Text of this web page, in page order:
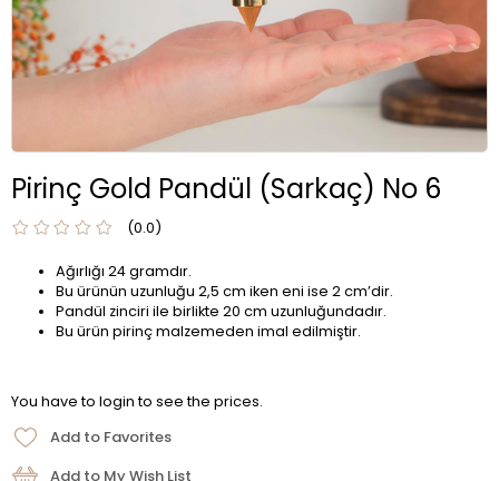
Pirinç Gold Pandül (Sarkaç) No 6
0.0
Ağırlığı 24 gramdır.
Bu ürünün uzunluğu 2,5 cm iken eni ise 2 cm’dir.
Pandül zinciri ile birlikte 20 cm uzunluğundadır.
Bu ürün pirinç malzemeden imal edilmiştir.
You have to login to see the prices.
Add to Favorites
Add to My Wish List